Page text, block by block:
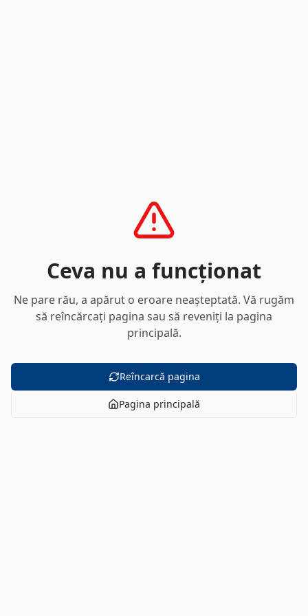
Ceva nu a funcționat
Ne pare rău, a apărut o eroare neașteptată. Vă rugăm
să reîncărcați pagina sau să reveniți la pagina
principală.
Reîncarcă pagina
Pagina principală